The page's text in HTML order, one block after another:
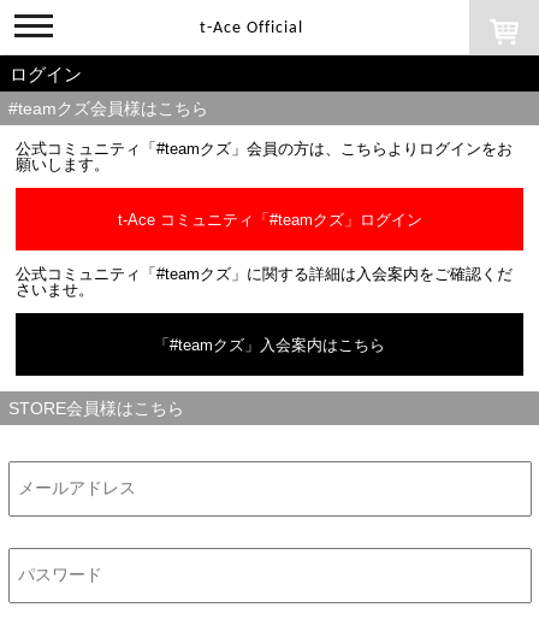
toggle
navigation
t-Ace Official
ログイン
#teamクズ会員様はこちら
公式コミュニティ「#teamクズ」会員の方は、こちらよりログインをお
願いします。
t-Ace コミュニティ「#teamクズ」ログイン
公式コミュニティ「#teamクズ」に関する詳細は入会案内をご確認くだ
さいませ。
「#teamクズ」入会案内はこちら
STORE会員様はこちら